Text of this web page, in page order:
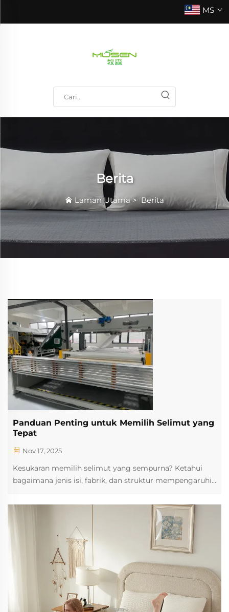
MS
Berita
Laman Utama>Berita
Panduan Penting untuk Memilih Selimut yang
Tepat
Nov 17, 2025
Kesukaran memilih selimut yang sempurna? Ketahui
bagaimana jenis isi, fabrik, dan struktur mempengaruhi
untuk kejayaan peralatan tidur sepanjang tahun.